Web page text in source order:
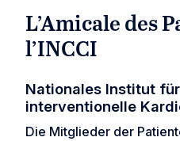
L’Amicale des
l’INCCI
Nationales Institut
interventionelle
Die Mitglieder der